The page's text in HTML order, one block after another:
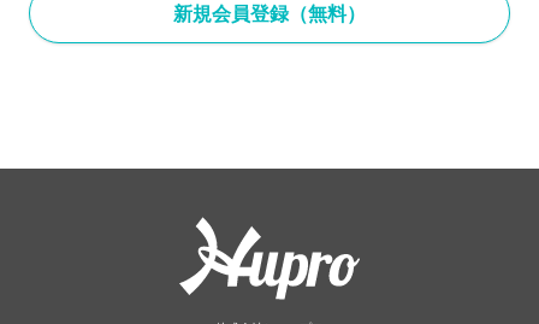
新規会員登録（無料）